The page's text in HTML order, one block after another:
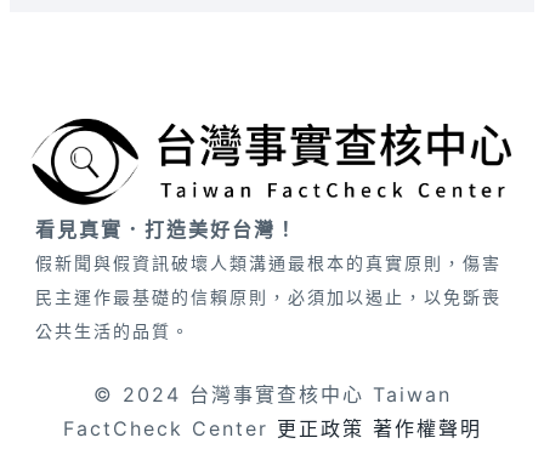
看見真實．打造美好台灣！
假新聞與假資訊破壞人類溝通最根本的真實原則，傷害
民主運作最基礎的信賴原則，必須加以遏止，以免斲喪
公共生活的品質。
© 2024 台灣事實查核中心 Taiwan
FactCheck Center 更正政策 著作權聲明